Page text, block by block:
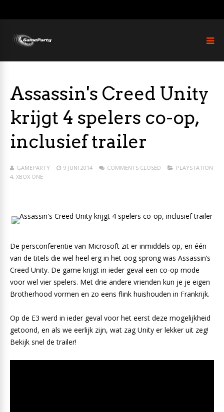
Assassin's Creed Unity
krijgt 4 spelers co-op,
inclusief trailer
GAMEPARTY 9 JUNI 2014 COMMENTS CLOSED
PLAYSTATION
4, XBOX ONE
De persconferentie van Microsoft zit er inmiddels op, en één
van de titels die wel heel erg in het oog sprong was Assassin’s
Creed Unity. De game krijgt in ieder geval een co-op mode
voor wel vier spelers. Met drie andere vrienden kun je je eigen
Brotherhood vormen en zo eens flink huishouden in Frankrijk.
Op de E3 werd in ieder geval voor het eerst deze mogelijkheid
getoond, en als we eerlijk zijn, wat zag Unity er lekker uit zeg!
Bekijk snel de trailer!